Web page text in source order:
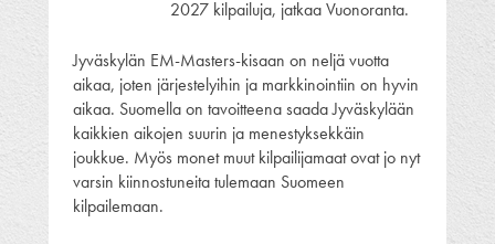
2027 kilpailuja, jatkaa Vuonoranta.
Jyväskylän EM-Masters-kisaan on neljä vuotta
aikaa, joten järjestelyihin ja markkinointiin on hyvin
aikaa. Suomella on tavoitteena saada Jyväskylään
kaikkien aikojen suurin ja menestyksekkäin
joukkue. Myös monet muut kilpailijamaat ovat jo nyt
varsin kiinnostuneita tulemaan Suomeen
kilpailemaan.